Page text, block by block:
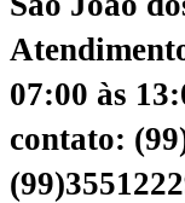
07:00 às
contato: